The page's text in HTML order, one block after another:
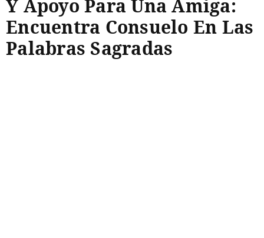
Y Apoyo Para Una Amiga:
Encuentra Consuelo En Las
Palabras Sagradas